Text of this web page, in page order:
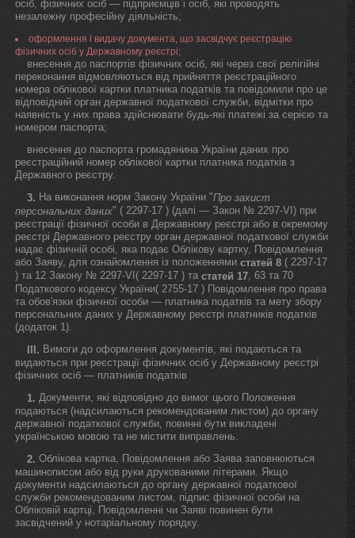
осіб, фізичних осіб — підприємців і осіб, які проводять
незалежну професійну діяльність;
оформлення і видачу документа, що засвідчує реєстрацію
фізичних осіб у Державному реєстрі;
внесення до паспортів фізичних осіб, які через свої релігійні
переконання відмовляються від прийняття реєстраційного
номера облікової картки платника податків та повідомили про це
відповідний орган державної податкової служби, відмітки про
наявність у них права здійснювати будь-які платежі за серією та
номером паспорта;
внесення до паспорта громадянина України даних про
реєстраційний номер облікової картки платника податків з
Державного реєстру.
3. На виконання норм Закону України "Про захист
персональних даних" ( 2297-17 ) (далі — Закон № 2297-VI) при
реєстрації фізичної особи в Державному реєстрі або в окремому
реєстрі Державного реєстру орган державної податкової служби
надає фізичній особі, яка подає Облікову картку, Повідомлення
або Заяву, для ознайомлення із положеннями статей 8 ( 2297-17
) та 12 Закону № 2297-VI( 2297-17 ) та статей 17, 63 та 70
Податкового кодексу України( 2755-17 ) Повідомлення про права
та обов'язки фізичної особи — платника податків та мету збору
персональних даних у Державному реєстрі платників податків
(додаток 1).
III. Вимоги до оформлення документів, які подаються та
видаються при реєстрації фізичних осіб у Державному реєстрі
фізичних осіб — платників податків
1. Документи, які відповідно до вимог цього Положення
подаються (надсилаються рекомендованим листом) до органу
державної податкової служби, повинні бути викладені
українською мовою та не містити виправлень.
2. Облікова картка, Повідомлення або Заява заповнюються
машинописом або від руки друкованими літерами. Якщо
документи надсилаються до органу державної податкової
служби рекомендованим листом, підпис фізичної особи на
Обліковій картці, Повідомленні чи Заяві повинен бути
засвідчений у нотаріальному порядку.